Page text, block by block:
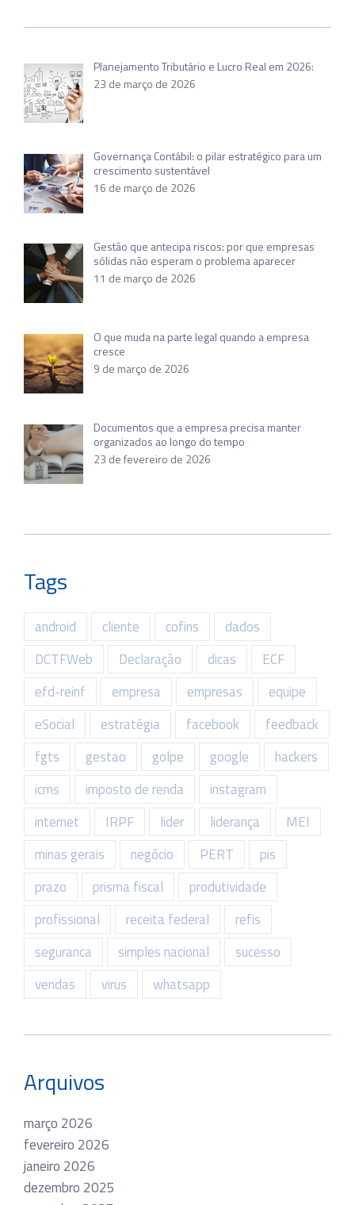
Planejamento Tributário e Lucro Real em 2026:
23 de março de 2026
Governança Contábil: o pilar estratégico para um
crescimento sustentável
16 de março de 2026
Gestão que antecipa riscos: por que empresas
sólidas não esperam o problema aparecer
11 de março de 2026
O que muda na parte legal quando a empresa
cresce
9 de março de 2026
Documentos que a empresa precisa manter
organizados ao longo do tempo
23 de fevereiro de 2026
Tags
android cliente cofins
dados
DCTFWeb
Declaração dicas
ECF
efd-reinf
empresa empresas
equipe
eSocial
estratégia facebook
feedback
fgts
gestao golpe google
hackers
icms
imposto de renda
instagram
internet
IRPF lider liderança
MEI
minas gerais
negócio PERT
pis
prazo
prisma fiscal
produtividade
profissional
receita federal
refis
seguranca
simples nacional
sucesso
vendas
virus whatsapp
Arquivos
março 2026
fevereiro 2026
janeiro 2026
dezembro 2025